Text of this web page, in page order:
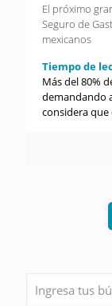
El próximo
Seguro de
mexicanos
Tiempo de
Más del 80%
demandando
considera que